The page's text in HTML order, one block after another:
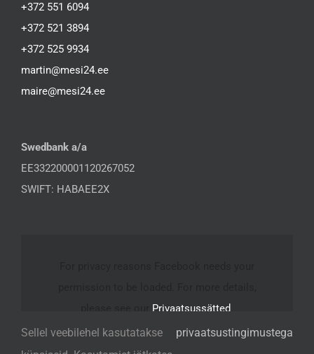
+372 551 6094
+372 521 3894
+372 525 9934
martin@mesi24.ee
maire@mesi24.ee
Swedbank a/a
EE332200001120267052
SWIFT: HABAEE2X
Privaatsussätted
Sellel veebilehel kasutatakse
privaatsustingimustega